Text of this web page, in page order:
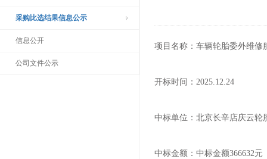
采购比选结果信息公示
信息公开
公司文件公示
项目名称：车辆轮胎委外维修
开标时间：2025.12.24
中标单位：北京长辛店庆云轮
中标金额：中标金额366632元